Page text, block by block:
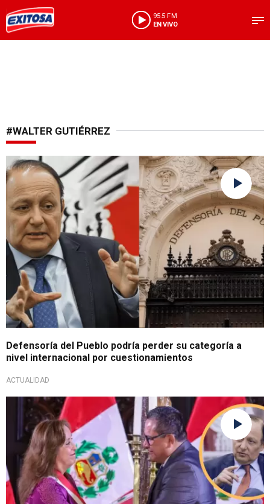
95.5 FM
EN VIVO
#WALTER GUTIÉRREZ
En alerta
Defensoría del Pueblo podría perder su categoría a
nivel internacional por cuestionamientos
ACTUALIDAD
En comunicación con Exitosa